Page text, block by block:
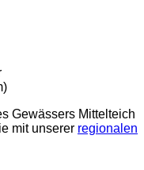
Gewässers Mittelteich
mit unserer regionalen